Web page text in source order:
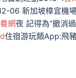
06 新加坡樟宜機
網夜 記得為“撤消
住宿游玩類App:飛